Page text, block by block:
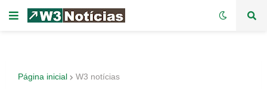
Página inicial W3 notícias